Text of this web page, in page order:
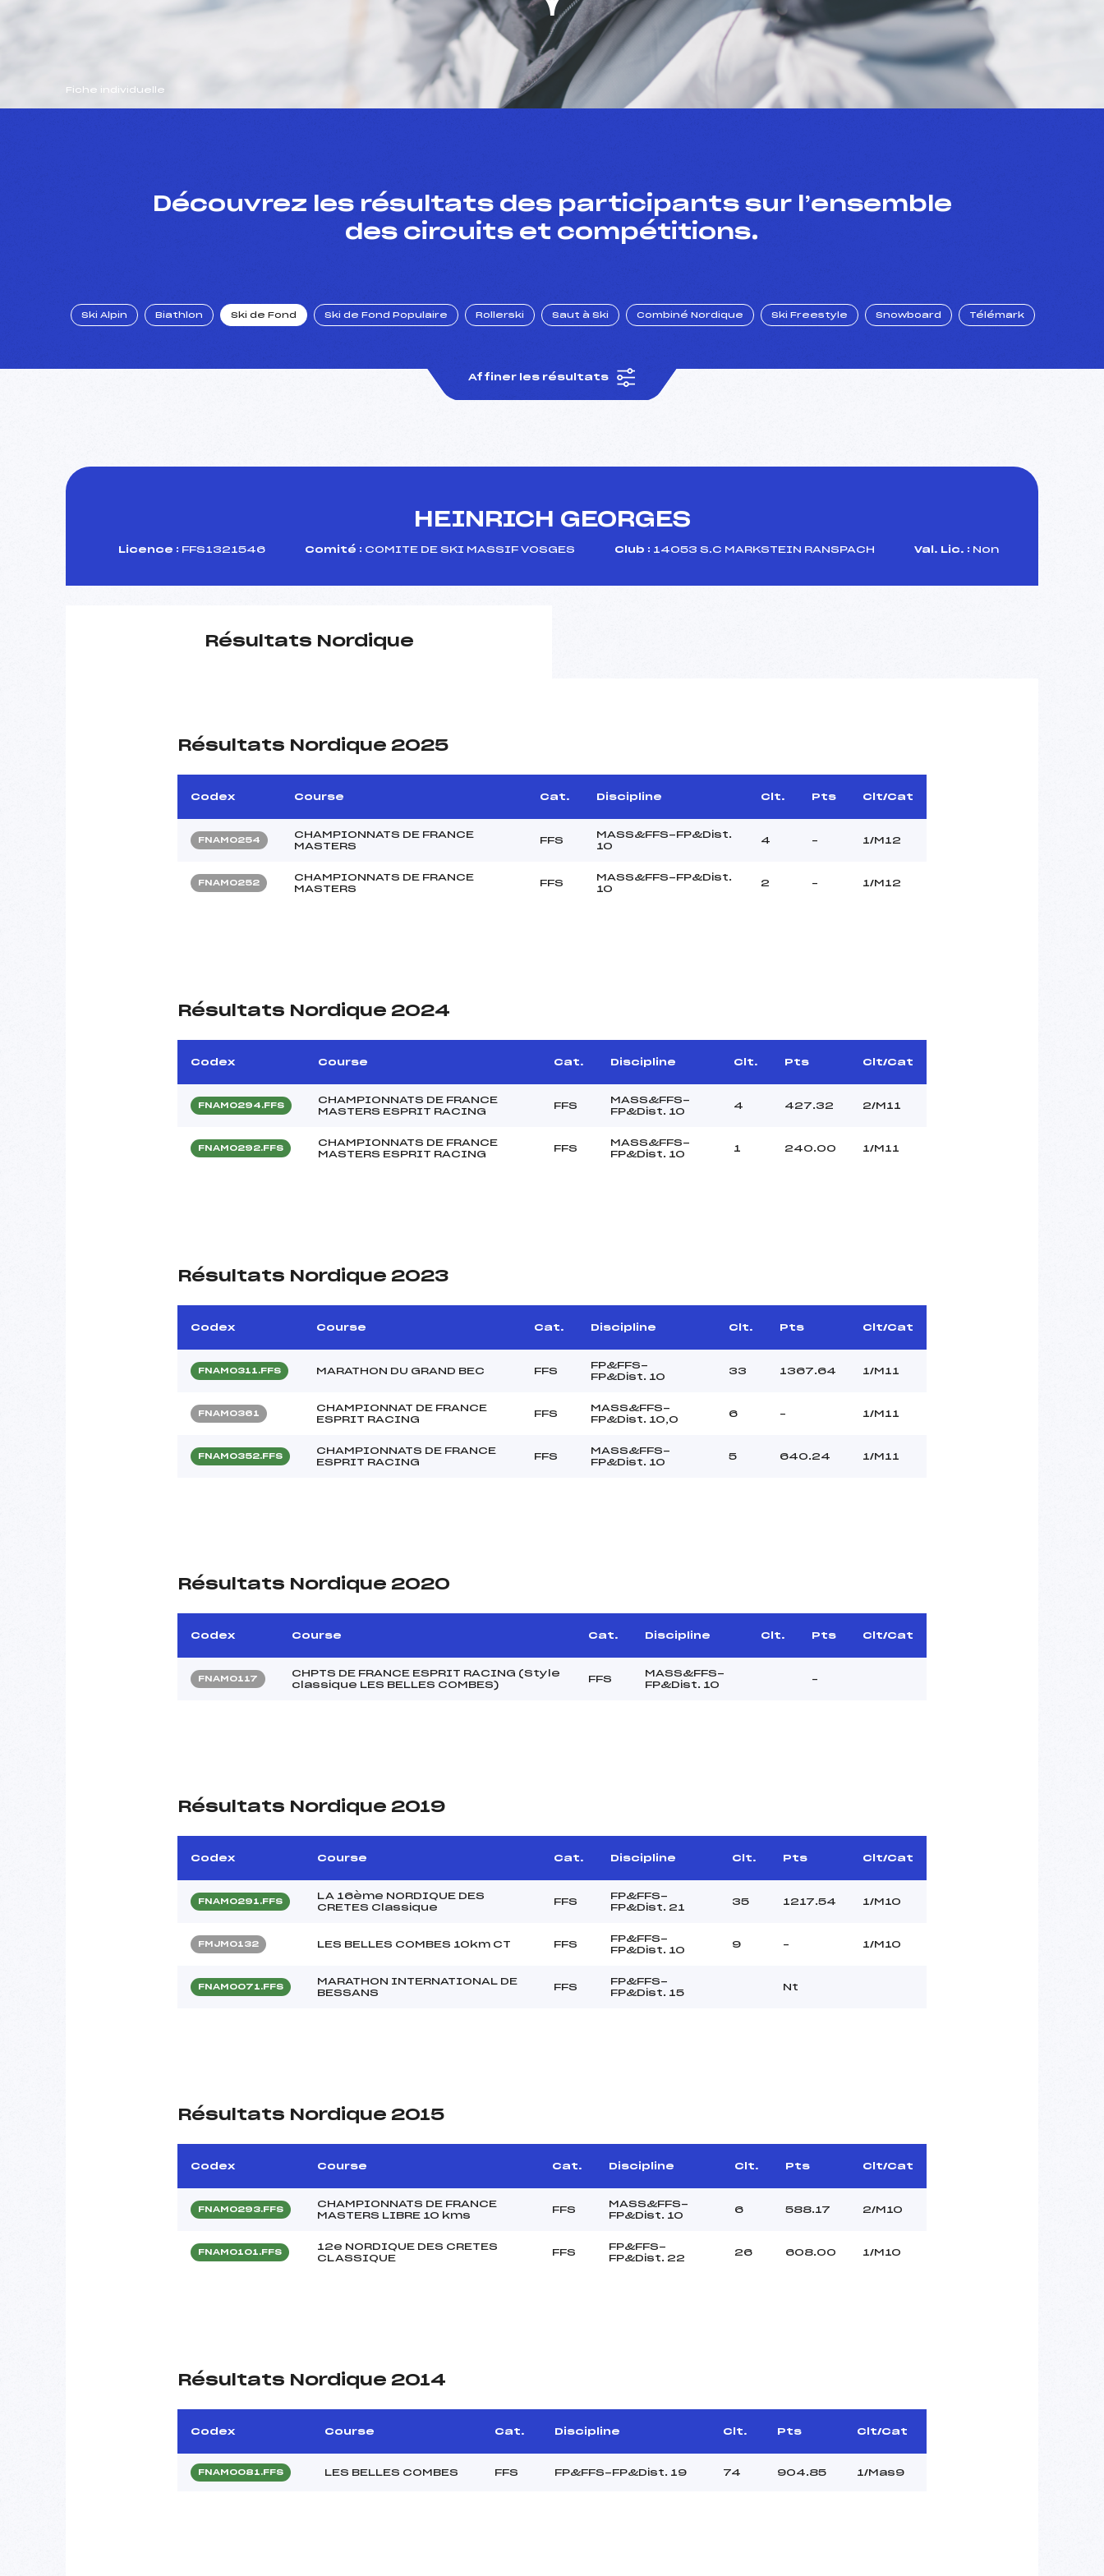
Fiche individuelle
Découvrez les résultats des participants sur l’ensemble
des circuits et compétitions.
Ski Alpin Biathlon Ski de Fond Ski de Fond Populaire Rollerski Saut à Ski Combiné Nordique Ski Freestyle Snowboard Télémark
Affiner les résultats
HEINRICH GEORGES
Licence : FFS1321546 Comité : COMITE DE SKI MASSIF VOSGES Club : 14053 S.C MARKSTEIN RANSPACH Val. Lic. : Non
Résultats Nordique
Résultats Nordique 2025
Codex Course Cat. Discipline Clt. Pts Clt/Cat
FNAM0254
CHAMPIONNATS DE FRANCE
MASTERS
FFS
MASS&FFS-FP&Dist.
10
4 – 1/M12
FNAM0252
CHAMPIONNATS DE FRANCE
MASTERS
FFS
MASS&FFS-FP&Dist.
10
2 – 1/M12
Résultats Nordique 2024
Codex Course Cat. Discipline Clt. Pts Clt/Cat
FNAM0294.FFS
CHAMPIONNATS DE FRANCE
MASTERS ESPRIT RACING
FFS
MASS&FFS-
FP&Dist. 10
4 427.32 2/M11
FNAM0292.FFS
CHAMPIONNATS DE FRANCE
MASTERS ESPRIT RACING
FFS
MASS&FFS-
FP&Dist. 10
1 240.00 1/M11
Résultats Nordique 2023
Codex Course Cat. Discipline Clt. Pts Clt/Cat
FNAM0311.FFS MARATHON DU GRAND BEC FFS
FP&FFS-
FP&Dist. 10
33 1367.64 1/M11
FNAM0361
CHAMPIONNAT DE FRANCE
ESPRIT RACING
FFS
MASS&FFS-
FP&Dist. 10,0
6 – 1/M11
FNAM0352.FFS
CHAMPIONNATS DE FRANCE
ESPRIT RACING
FFS
MASS&FFS-
FP&Dist. 10
5 640.24 1/M11
Résultats Nordique 2020
Codex Course Cat. Discipline Clt. Pts Clt/Cat
FNAM0117
CHPTS DE FRANCE ESPRIT RACING (Style
classique LES BELLES COMBES)
FFS
MASS&FFS-
FP&Dist. 10
–
Résultats Nordique 2019
Codex Course Cat. Discipline Clt. Pts Clt/Cat
FNAM0291.FFS
LA 16ème NORDIQUE DES
CRETES Classique
FFS
FP&FFS-
FP&Dist. 21
35 1217.54 1/M10
FMJM0132 LES BELLES COMBES 10km CT FFS
FP&FFS-
FP&Dist. 10
9 – 1/M10
FNAM0071.FFS
MARATHON INTERNATIONAL DE
BESSANS
FFS
FP&FFS-
FP&Dist. 15
Nt
Résultats Nordique 2015
Codex Course Cat. Discipline Clt. Pts Clt/Cat
FNAM0293.FFS
CHAMPIONNATS DE FRANCE
MASTERS LIBRE 10 kms
FFS
MASS&FFS-
FP&Dist. 10
6 588.17 2/M10
FNAM0101.FFS
12e NORDIQUE DES CRETES
CLASSIQUE
FFS
FP&FFS-
FP&Dist. 22
26 608.00 1/M10
Résultats Nordique 2014
Codex Course Cat. Discipline Clt. Pts Clt/Cat
FNAM0081.FFS LES BELLES COMBES FFS FP&FFS-FP&Dist. 19 74 904.85 1/Mas9